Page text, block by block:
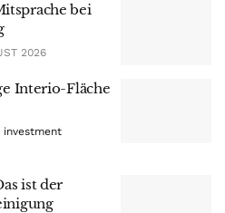
bei
2026
Interio-Fläche
investment
ist der